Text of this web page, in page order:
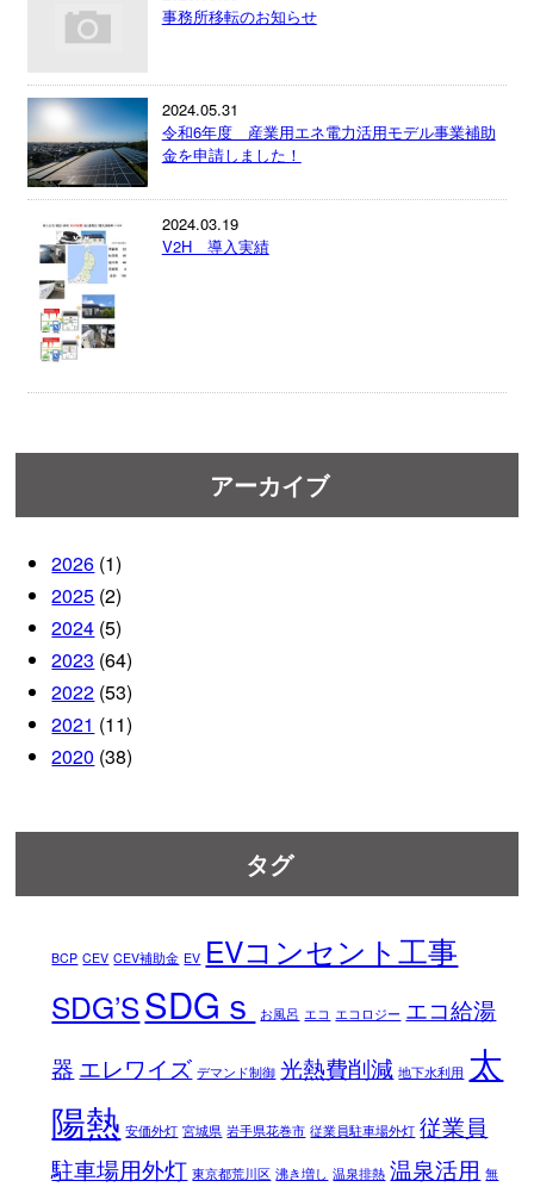
事務所移転のお知らせ
2024.05.31
令和6年度 産業用エネ電力活用モデル事業補助
金を申請しました！
2024.03.19
V2H 導入実績
アーカイブ
2026 (1)
2025 (2)
2024 (5)
2023 (64)
2022 (53)
2021 (11)
2020 (38)
タグ
BCP CEV CEV補助金 EV EVコンセント工事
SDG’SSDGｓ お風呂 エコ エコロジー エコ給湯
器 エレワイズ デマンド制御 光熱費削減 地下水利用 太
陽熱 安価外灯 宮城県 岩手県花巻市 従業員駐車場外灯 従業員
駐車場用外灯 東京都荒川区 沸き増し 温泉排熱 温泉活用 無